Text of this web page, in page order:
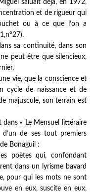
saluait déjà, en 1972,
et de rigueur qui
ou à ce que l’on a
,n°27).
sa continuité, dans son
peut être que silencieux,
vie, que la conscience et
cycle de naissance et de
majuscule, son terrain est
dans « Le Mensuel littéraire
de ses tout premiers
Bonaguil :
poètes qui, confondant
dans un lyrisme bavard
pour qui les mots ne sont
en eux, suscite en eux,